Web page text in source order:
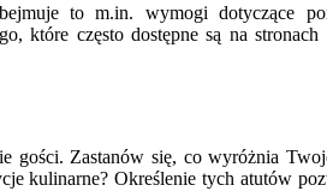
to m.in. wymogi dotyczące
które często dostępne są na stronach
Zastanów się, co wyróżnia
kulinarne? Określenie tych atutów